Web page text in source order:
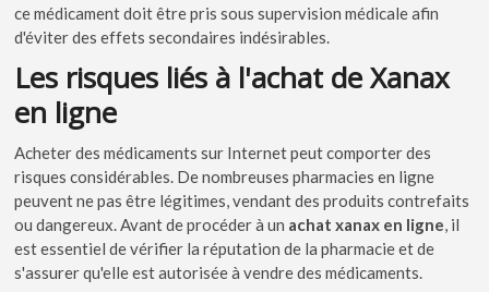
ce médicament doit être pris sous supervision médicale afin
d'éviter des effets secondaires indésirables.
Les risques liés à l'achat de Xanax
en ligne
Acheter des médicaments sur Internet peut comporter des
risques considérables. De nombreuses pharmacies en ligne
peuvent ne pas être légitimes, vendant des produits contrefaits
ou dangereux. Avant de procéder à un achat xanax en ligne , il
est essentiel de vérifier la réputation de la pharmacie et de
s'assurer qu'elle est autorisée à vendre des médicaments.